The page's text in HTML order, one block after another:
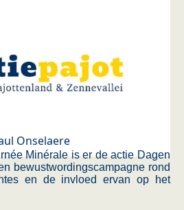
Onselaere
Minérale is er de actie Dagen
bewustwordingscampagne rond
en de invloed ervan op het